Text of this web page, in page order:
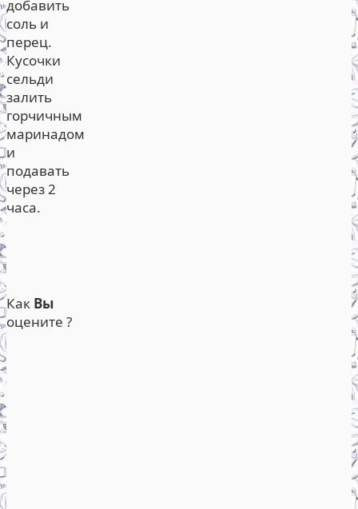
добавить
соль и
перец.
Кусочки
сельди
залить
горчичным
маринадом
и
подавать
через 2
часа.
Как Вы
оцените ?